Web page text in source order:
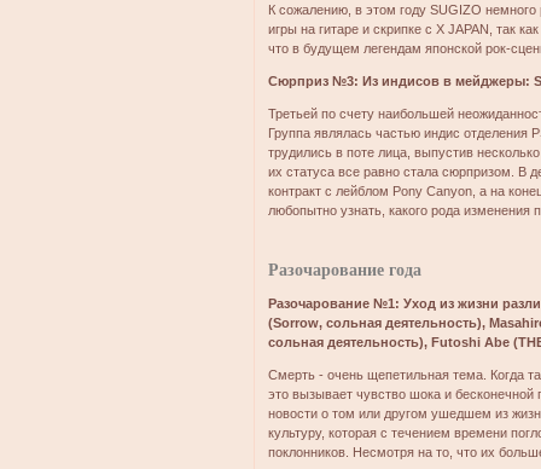
К сожалению, в этом году SUGIZO
игры на гитаре и скрипке с X JAPAN, так
что в будущем легендам японской рок-
Сюрприз №3: Из индисов в мейджеры:
Третьей по счету наибольшей
Группа являлась частью индис отделения
трудились в поте лица, выпустив
их статуса все равно стала сюрпризом. В
контракт с лейблом Pony Canyon, а на
любопытно узнать, какого рода изменения
Разочарование года
Разочарование №1: Уход из жизни
(Sorrow, сольная деятельность),
сольная деятельность), Futoshi Abe
Смерть - очень щепетильная тема. Когда
это вызывает чувство шока и бесконечной
новости о том или другом ушедшем из
культуру, которая с течением времени
поклонников. Несмотря на то, что их